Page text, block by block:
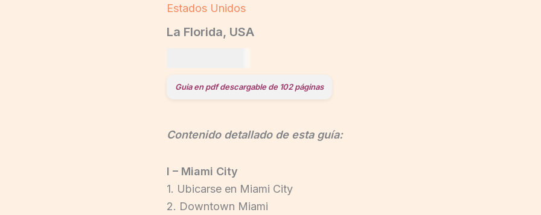
Estados Unidos
La Florida, USA
Guia en pdf descargable de 102 páginas
Contenido detallado de esta guía:
I – Miami City
1. Ubicarse en Miami City
2. Downtown Miami
USA